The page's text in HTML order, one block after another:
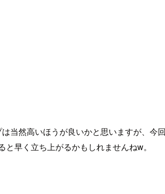
当然高いほうが良いかと思いますが、今
早く立ち上がるかもしれませんねw。